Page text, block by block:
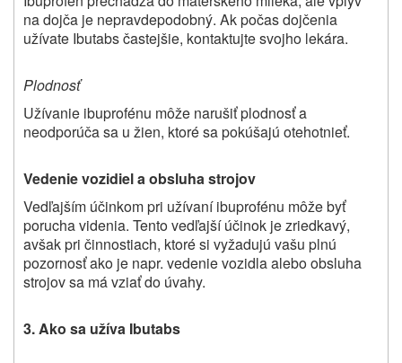
na dojča je nepravdepodobný. Ak počas dojčenia
užívate Ibutabs častejšie, kontaktujte svojho lekára.
Plodnosť
Užívanie ibuprofénu môže narušiť plodnosť a
neodporúča sa u žien, ktoré sa pokúšajú otehotnieť.
Vedenie vozidiel a obsluha strojov
Vedľajším účinkom pri užívaní ibuprofénu môže byť
porucha videnia. Tento vedľajší účinok je zriedkavý,
avšak pri činnostiach, ktoré si vyžadujú vašu plnú
pozornosť ako je napr. vedenie vozidla alebo obsluha
strojov sa má vziať do úvahy.
3. Ako sa užíva Ibutabs